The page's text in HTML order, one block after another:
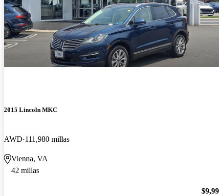
2015 Lincoln MKC
AWD 111,980 millas
Vienna, VA
42 millas